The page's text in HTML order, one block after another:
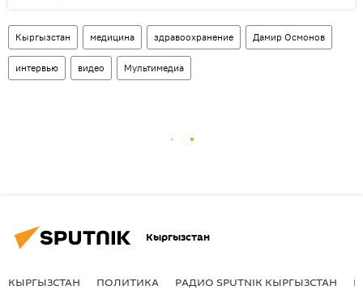
Кыргызстан медицина здравоохранение Дамир Осмонов
интервью видео Мультимедиа
Кыргызстан
КЫРГЫЗСТАН ПОЛИТИКА РАДИО SPUTNIK КЫРГЫЗСТАН